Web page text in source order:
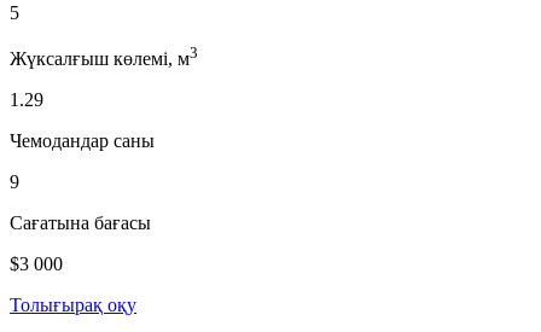
5
Жүксалғыш көлемі, м3
1.29
Чемодандар саны
9
Сағатына бағасы
$3 000
Толығырақ оқу